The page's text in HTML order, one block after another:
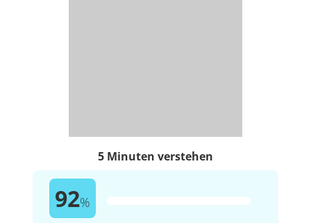
5 Minuten verstehen
92%